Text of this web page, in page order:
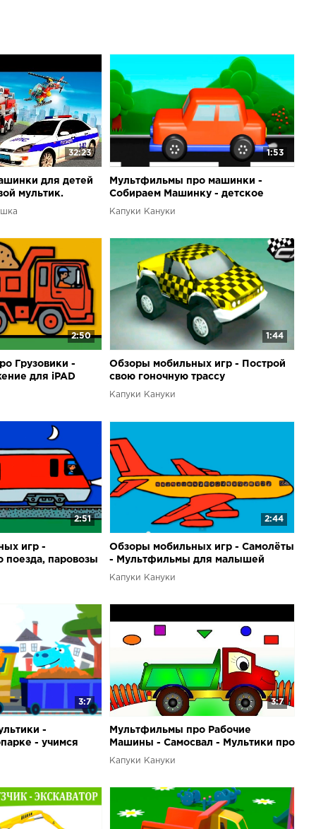
KapukiKanuki в плейлисте "Обзоры Мобильных Игр"
32:23
для детей
мультик.
1:53
Мультфильмы про машинки -
Собираем Машинку - детское
приложение для iPad
Капуки Кануки
2:50
Грузовики -
для iPAD
1:44
Обзоры мобильных игр - Построй
свою гоночную трассу
Капуки Кануки
2:51
игр -
поезда, паровозы
2:44
Обзоры мобильных игр - Самолёты
- Мультфильмы для малышей
Капуки Кануки
3:7
-
- учимся
3:7
Мультфильмы про Рабочие
Машины - Самосвал - Мультики про
машинки
Капуки Кануки